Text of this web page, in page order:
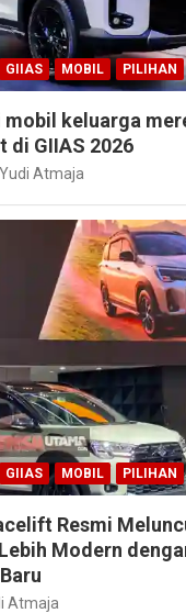
GIIAS MOBIL PILIHAN
mobil keluarga
di GIIAS 2026
Yudi Atmaja
GIIAS MOBIL PILIHAN
Resmi
Modern
Atmaja